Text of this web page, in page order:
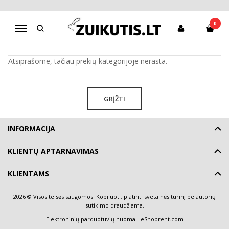
Navigacija
0
BERNIUKAMS
Pagrindinis Kombinezoninės kelnės Berniukams
Atsiprašome, tačiau prekių kategorijoje nerasta.
GRĮŽTI
INFORMACIJA
KLIENTŲ APTARNAVIMAS
KLIENTAMS
2026 © Visos teisės saugomos. Kopijuoti, platinti svetainės turinį be autorių
sutikimo draudžiama.
Elektroninių parduotuvių nuoma - eShoprent.com